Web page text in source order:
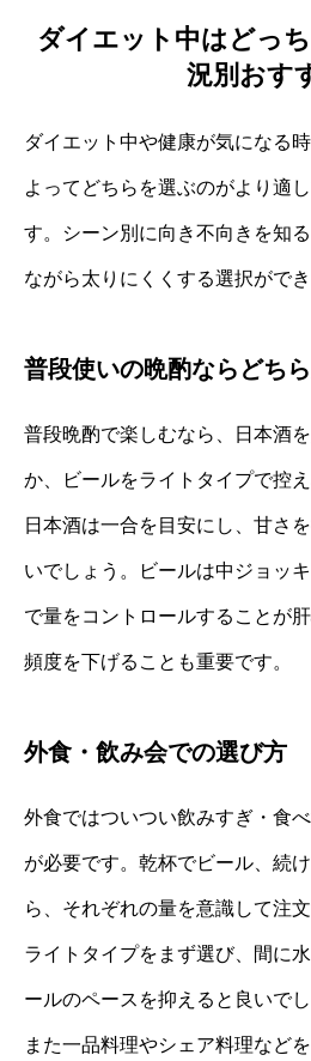
ダイエット中はどっ
況別おす
ダイエット中や健康が気になる
よってどちらを選ぶのがより適
す。シーン別に向き不向きを知
ながら太りにくくする選択ができ
普段使いの晩酌ならどち
普段晩酌で楽しむなら、日本酒
か、ビールをライトタイプで控
日本酒は一合を目安にし、甘さ
いでしょう。ビールは中ジョッ
で量をコントロールすることが肝
頻度を下げることも重要です。
外食・飲み会での選び方
外食ではついつい飲みすぎ・食
が必要です。乾杯でビール、続
ら、それぞれの量を意識して注
ライトタイプをまず選び、間に
ールのペースを抑えると良いでし
また一品料理やシェア料理など